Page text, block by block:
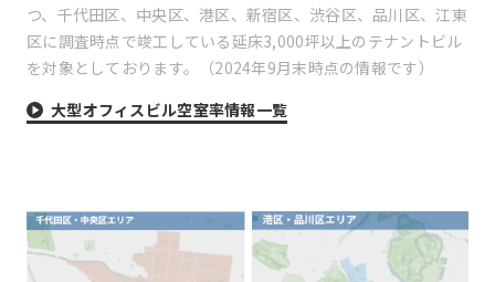
つ、千代田区、中央区、港区、新宿区、渋谷区、品川区、江東
区に調査時点で竣工している延床3,000坪以上のテナントビル
を対象としております。（2024年9月末時点の情報です）
大型オフィスビル空室率情報一覧